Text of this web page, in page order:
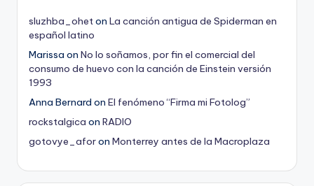
sluzhba_oheton La canción antigua de Spiderman en
español latino
Marissa on No lo soñamos, por fin el comercial del
consumo de huevo con la canción de Einstein versión
1993
Anna Bernard on El fenómeno “Firma mi Fotolog”
rockstalgica on RADIO
gotovye_aforon Monterrey antes de la Macroplaza